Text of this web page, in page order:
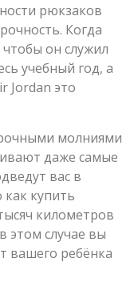
рюкзаков
Когда
он служил
учебный год, а
Jordan это
молниями
даже самые
вас в
купить
километров
этом случае вы
вашего ребёнка